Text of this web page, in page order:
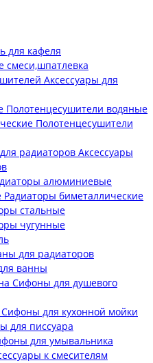
для кафеля
смеси,шпатлевка
Аксессуары для
Полотенцесушители водяные
Полотенцесушители
Аксессуары
алюминиевые
Радиаторы биметаллические
стальные
чугунные
для радиаторов
ванны
Сифоны для душевого
Сифоны для кухонной мойки
для писсуара
для умывальника
к смесителям